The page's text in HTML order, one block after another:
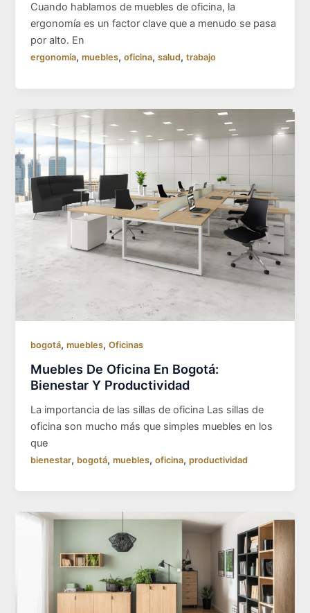
Cuando hablamos de muebles de oficina, la
ergonomía es un factor clave que a menudo se pasa
por alto. En
ergonomía,muebles,oficina,salud,trabajo
bogotá,muebles,Oficinas
Muebles De Oficina En Bogotá:
Bienestar Y Productividad
La importancia de las sillas de oficina Las sillas de
oficina son mucho más que simples muebles en los
que
bienestar, bogotá,muebles,oficina,productividad